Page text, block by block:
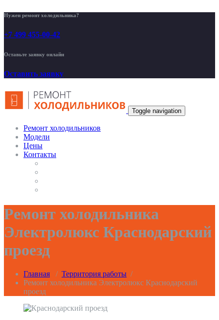
Нужен ремонт холодильника?
+7 499 455-00-42
Оставьте заявку онлайн
Оставить заявку
Toggle navigation
Ремонт холодильников
Модели
Цены
Контакты
Ремонт холодильника
Электролюкс Краснодарский
проезд
Главная / Территория работы /
Ремонт холодильника Электролюкс Краснодарский
проезд